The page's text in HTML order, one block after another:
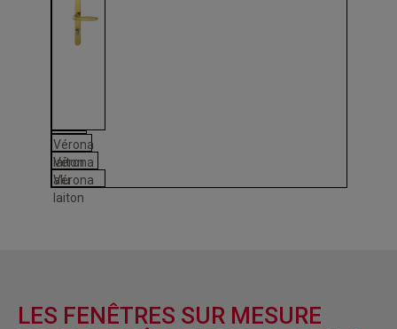
Vérona
laiton
Vérona
alu
Vérona
laiton
LES FENÊTRES SUR MESURE